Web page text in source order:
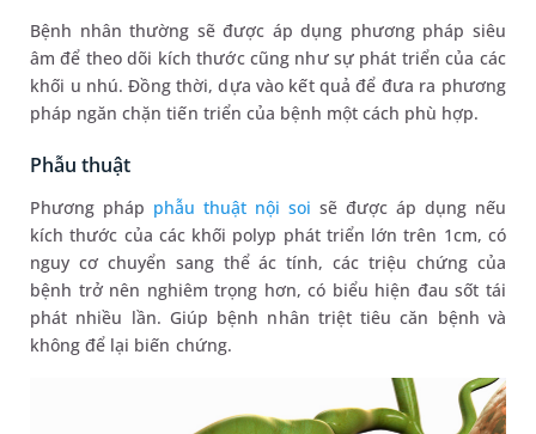
Bệnh nhân thường sẽ được áp dụng phương pháp siêu
âm để theo dõi kích thước cũng như sự phát triển của các
khối u nhú. Đồng thời, dựa vào kết quả để đưa ra phương
pháp ngăn chặn tiến triển của bệnh một cách phù hợp.
Phẫu thuật
Phương pháp phẫu thuật nội soi sẽ được áp dụng nếu
kích thước của các khối polyp phát triển lớn trên 1cm, có
nguy cơ chuyển sang thể ác tính, các triệu chứng của
bệnh trở nên nghiêm trọng hơn, có biểu hiện đau sốt tái
phát nhiều lần. Giúp bệnh nhân triệt tiêu căn bệnh và
không để lại biến chứng.